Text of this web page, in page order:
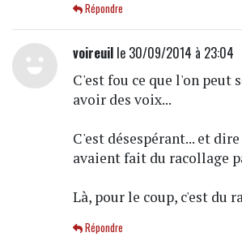
Répondre
voireuille 30/09/2014 à 23:04
C'est fou ce que l'on peut
avoir des voix...
C'est désespérant... et
avaient fait du racollage
Là, pour le coup, c'est du
Répondre